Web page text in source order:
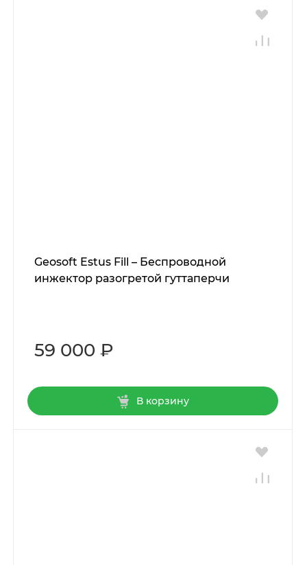
Geosoft Estus Fill – Беспроводной
инжектор разогретой гуттаперчи
59 000 ₽
В корзину